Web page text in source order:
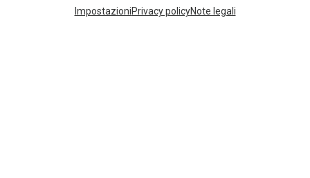
ImpostazioniPrivacy policyNote legali